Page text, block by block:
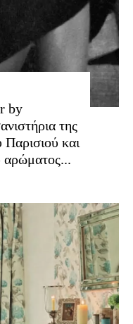
by
της
και
αρώματος...